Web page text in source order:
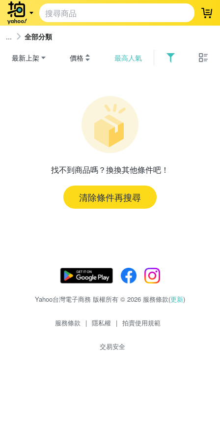
登
全部分類
最新上架 價格 最高人氣
找不到商品嗎？換換其他條件吧！
清除條件再搜尋
Yahoo台灣電子商務 版權所有 © 2026 服務條款(更新)
服務條款 | 隱私權 | 拍賣使用規範
交易安全